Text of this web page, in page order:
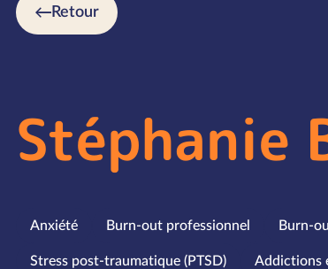
Retour
Stéphanie
Spécialités
Anxiété Burn-out professionnel Burn-
Stress post-traumatique (PTSD) Addictions